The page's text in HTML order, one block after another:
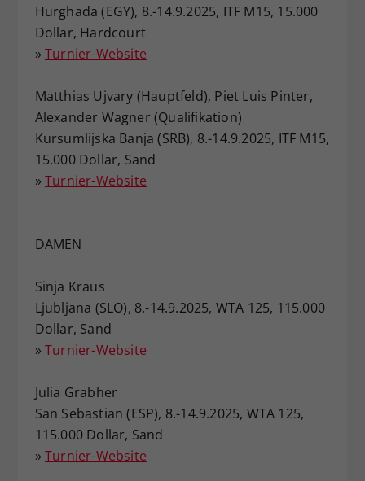
Hurghada (EGY), 8.-14.9.2025, ITF M15, 15.000
Dollar, Hardcourt
» Turnier-Website
Matthias Ujvary (Hauptfeld), Piet Luis Pinter,
Alexander Wagner (Qualifikation)
Kursumlijska Banja (SRB), 8.-14.9.2025, ITF M15,
15.000 Dollar, Sand
» Turnier-Website
DAMEN
Sinja Kraus
Ljubljana (SLO), 8.-14.9.2025, WTA 125, 115.000
Dollar, Sand
» Turnier-Website
Julia Grabher
San Sebastian (ESP), 8.-14.9.2025, WTA 125,
115.000 Dollar, Sand
» Turnier-Website